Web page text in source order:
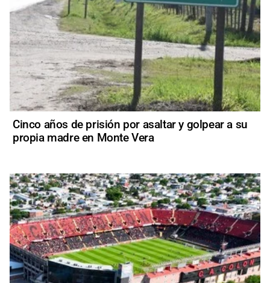
Cinco años de prisión por asaltar y golpear a su
propia madre en Monte Vera